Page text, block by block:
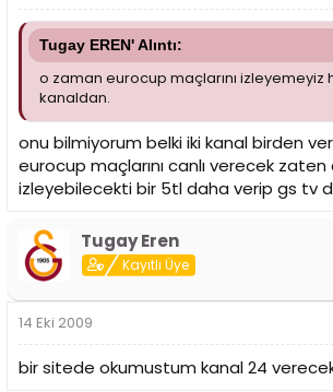
Tugay EREN' Alıntı:
o zaman eurocup maçlarını izleyemeyiz
kanaldan.
onu bilmiyorum belki iki kanal birden
eurocup maçlarını canlı verecek
izleyebilecekti bir 5tl daha verip gs tv
Tugay Eren
Kayıtlı Üye
14 Eki 2009
bir sitede okumustum kanal 24